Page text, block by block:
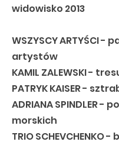
widowisko 2013
WSZYSCY ARTYŚCI -
artystów
KAMIL ZALEWSKI -
PATRYK KAISER -
ADRIANA SPINDLER -
morskich
TRIO SCHEVCHENKO -